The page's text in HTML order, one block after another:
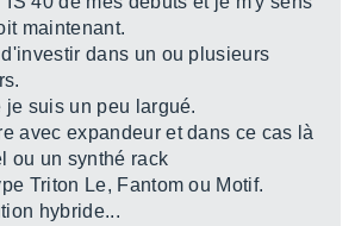
maintenant.
dans un ou plusieurs
je suis un peu largué.
avec expandeur et dans ce cas là
ou un synthé rack
Triton Le, Fantom ou Motif.
hybride...